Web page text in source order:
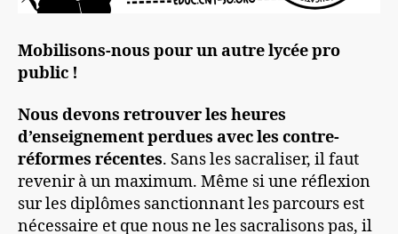
Mobilisons-nous pour un autre lycée pro
public !
Nous devons retrouver les heures
d’enseignement perdues avec les contre-
réformes récentes. Sans les sacraliser, il faut
revenir à un maximum. Même si une réflexion
sur les diplômes sanctionnant les parcours est
nécessaire et que nous ne les sacralisons pas, il